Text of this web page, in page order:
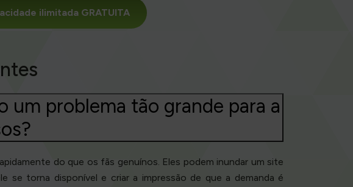
ilimitada GRATUITA
um problema tão grande para a
do que os fãs genuínos. Eles podem inundar um site
torna disponível e criar a impressão de que a demanda é